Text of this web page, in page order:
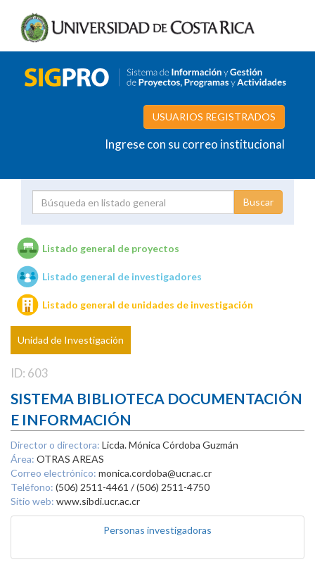
USUARIOS REGISTRADOS
Ingrese con su correo institucional
Unidades de investigación
Listado general de proyectos
Listado general de investigadores
Listado general de unidades de investigación
Unidad de Investigación
ID: 603
SISTEMA BIBLIOTECA DOCUMENTACIÓN
E INFORMACIÓN
Director o directora: Licda. Mónica Córdoba Guzmán
Área: OTRAS AREAS
Correo electrónico: monica.cordoba@ucr.ac.cr
Teléfono: (506) 2511-4461 / (506) 2511-4750
Sitio web: www.sibdi.ucr.ac.cr
Personas investigadoras